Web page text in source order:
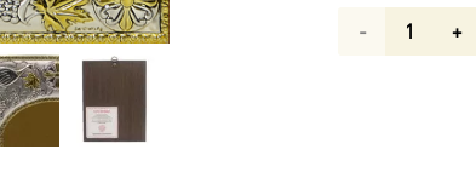
Количество